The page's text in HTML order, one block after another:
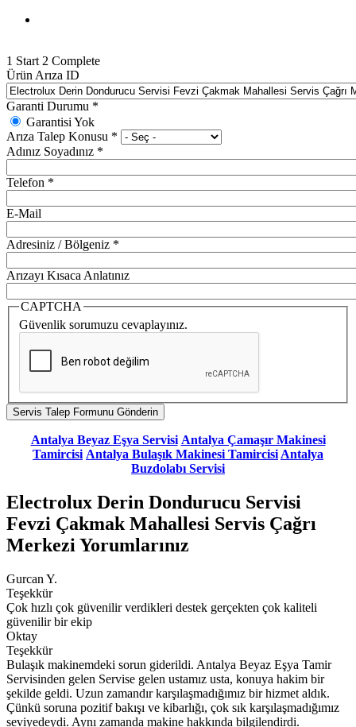
1 Start 2 Complete
Ürün Arıza ID
Garanti Durumu *
Garantisi Yok
Arıza Talep Konusu *
Adınız Soyadınız *
Telefon *
E-Mail
Adresiniz / Bölgeniz *
Arızayı Kısaca Anlatınız
CAPTCHA
Güvenlik sorumuzu cevaplayınız.
Antalya Beyaz Eşya Servisi Antalya Çamaşır Makinesi
Tamircisi Antalya Bulaşık Makinesi TamircisiAntalya
Buzdolabı Servisi
Electrolux Derin Dondurucu Servisi
Fevzi Çakmak Mahallesi Servis Çağrı
Merkezi Yorumlarınız
Gurcan Y.
Teşekkür
Çok hızlı çok güvenilir verdikleri destek gerçekten çok kaliteli
güvenilir bir ekip
Oktay
Teşekkür
Bulaşık makinemdeki sorun giderildi. Antalya Beyaz Eşya Tamir
Servisinden gelen Servise gelen ustamız usta, konuya hakim bir
şekilde geldi. Uzun zamandır karşılaşmadığımız bir hizmet aldık.
Çünkü soruna pozitif bakışı ve kibarlığı, çok sık karşılaşmadığımız
seviyedeydi. Aynı zamanda makine hakkında bilgilendirdi.